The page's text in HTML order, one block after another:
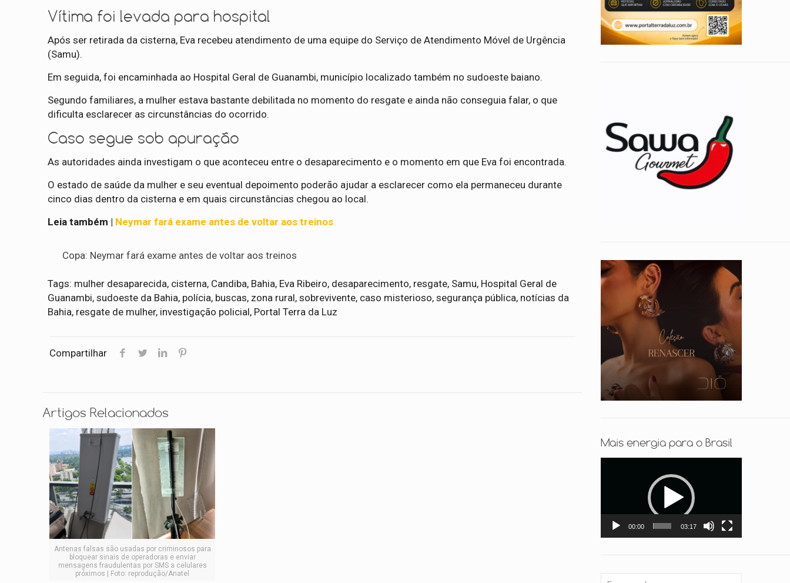
Vítima foi levada para hospital
Após ser retirada da cisterna, Eva recebeu atendimento de uma equipe do Serviço de Atendimento Móvel de Urgência
(Samu).
Em seguida, foi encaminhada ao Hospital Geral de Guanambi, município localizado também no sudoeste baiano.
Segundo familiares, a mulher estava bastante debilitada no momento do resgate e ainda não conseguia falar, o que
dificulta esclarecer as circunstâncias do ocorrido.
Caso segue sob apuração
As autoridades ainda investigam o que aconteceu entre o desaparecimento e o momento em que Eva foi encontrada.
O estado de saúde da mulher e seu eventual depoimento poderão ajudar a esclarecer como ela permaneceu durante
cinco dias dentro da cisterna e em quais circunstâncias chegou ao local.
Leia também | Neymar fará exame antes de voltar aos treinos
Copa: Neymar fará exame antes de voltar aos treinos
Tags: mulher desaparecida, cisterna, Candiba, Bahia, Eva Ribeiro, desaparecimento, resgate, Samu, Hospital Geral de
Guanambi, sudoeste da Bahia, polícia, buscas, zona rural, sobrevivente, caso misterioso, segurança pública, notícias da
Bahia, resgate de mulher, investigação policial, Portal Terra da Luz
Compartilhar
Artigos Relacionados
Antenas falsas são usadas por criminosos para
bloquear sinais de operadoras e enviar
mensagens fraudulentas por SMS a celulares
próximos | Foto: reprodução/Anatel
Mais energia para o Brasil
00:00 03:17